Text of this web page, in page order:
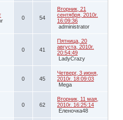
0 54
Вторник, 21
сентября, 2010г.
16:09:36
administrator
0 41
Пятница, 20
августа, 2010г.
20:54:49
LadyCrazy
0 45
Четверг, 3 июня,
2010г. 18:09:03
Mega
0 62
Вторник, 11 мая,
2010г. 16:25:14
Еленочка48